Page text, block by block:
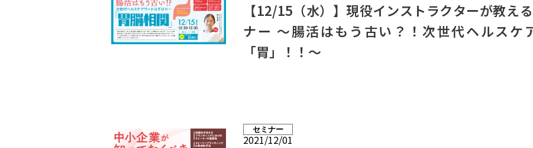
【12/15（水）】現役インストラクターが教え
ナー 〜腸活はもう古い？！次世代ヘルスケ
「胃」！！〜
セミナー
2021/12/01